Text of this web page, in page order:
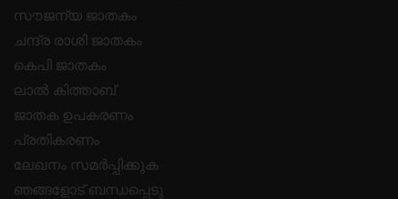
സൗജന്യ ജാതകം
ചന്ദ്ര രാശി ജാതകം
കെപി ജാതകം
ലാൽ കിത്താബ്
ജാതക ഉപകരണം
പ്രതികരണം
ലേഖനം സമർപ്പിക്കുക
ഞങ്ങളോട് ബന്ധപ്പെടു